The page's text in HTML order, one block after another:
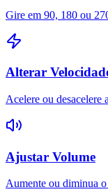
Gire em 90, 180 ou
Alterar
Acelere ou desacelere
Ajustar Volume
Aumente ou diminua